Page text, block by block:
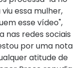
essa mulher,
esse vídeo",
nas redes sociais
por uma nota
atitude de